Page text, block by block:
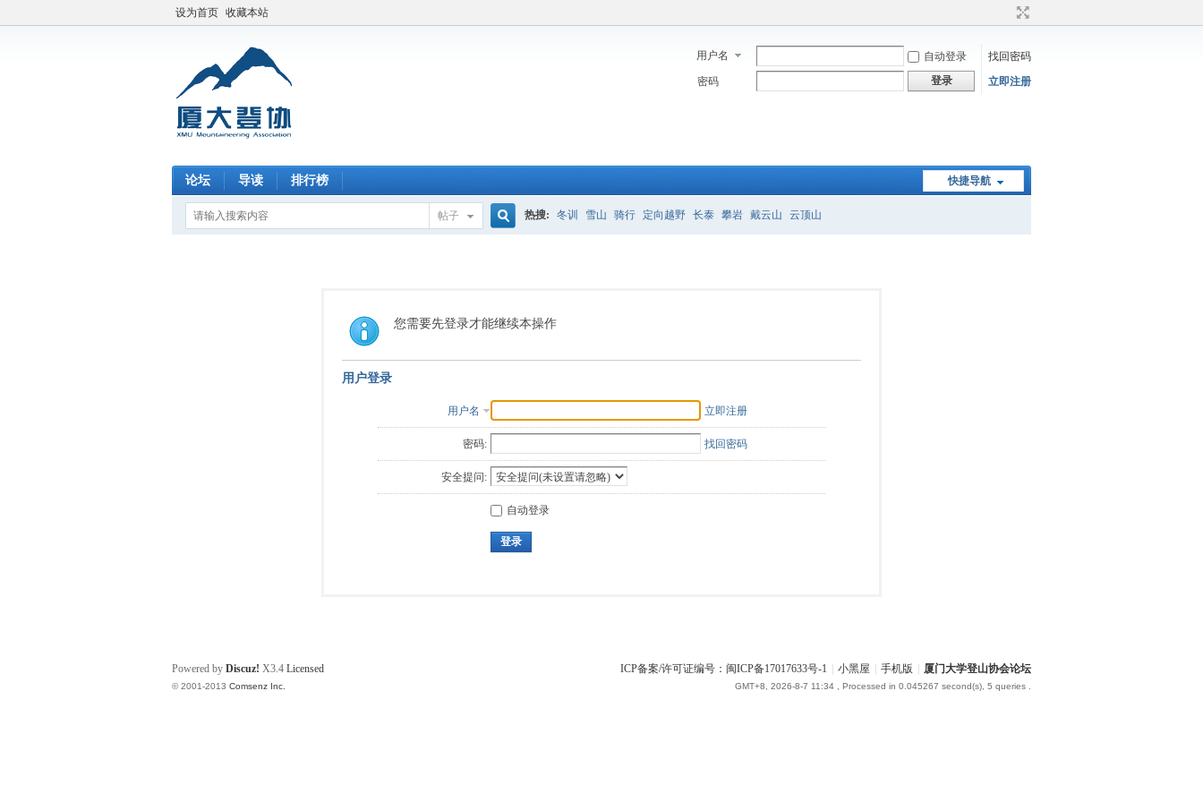
设为首页 收藏本站
用户名 自动登录
找回密码
密码
登录 立即注册
快捷导航
论坛 导读 排行榜
帖子
索
热搜: 冬训 雪山 骑行 定向越野 长泰 攀岩 戴云山 云顶山
您需要先登录才能继续本操作
用户登录
用户名 立即注册
密码: 找回密码
安全提问:
自动登录
登录
ICP备案/许可证编号：闽ICP备17017633号-1 小黑屋 手机版 厦门大学登山协会论坛
GMT+8, 2026-8-7 11:34 , Processed in 0.045267 second(s), 5 queries .
Powered by Discuz! X3.4 Licensed
© 2001-2013 Comsenz Inc.